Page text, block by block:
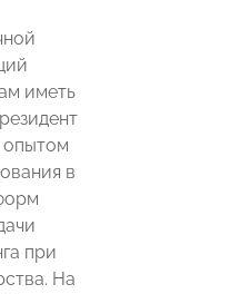
иметь
опытом
в
при
На